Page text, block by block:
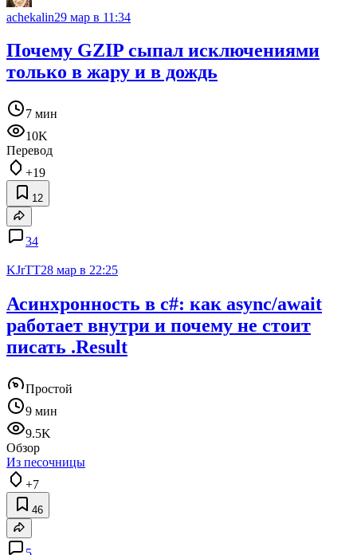
achekalin29 мар в 11:34
Почему GZIP сыпал исключениями
только в жару и в дождь
7 мин
10K
Перевод
+19
12
34
KJrTT28 мар в 22:25
Асинхронность в c#: как async/await
работает внутри и почему не стоит
писать .Result
Простой
9 мин
9.5K
Обзор
Из песочницы
+7
46